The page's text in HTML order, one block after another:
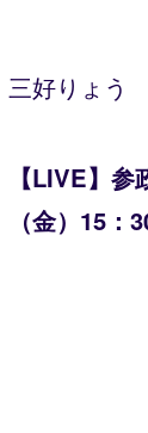
三好りょう
【LIVE】
（金）15：